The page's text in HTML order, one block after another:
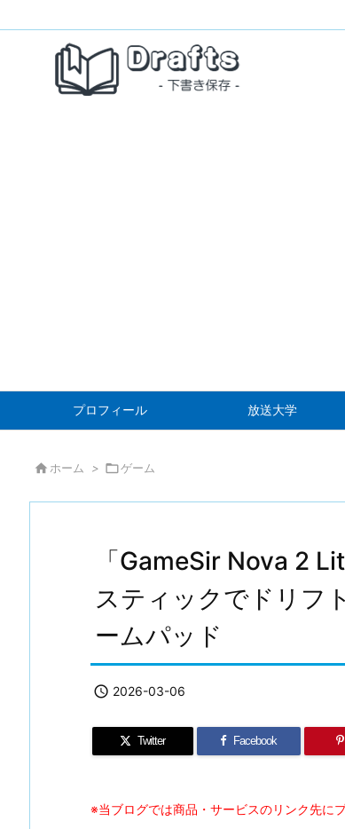
プロフィール 放送大学
 ホーム > ゲーム
「GameSir Nova 2
スティックでドリフ
ームパッド
 2026-03-06
Twitter Facebook
※当ブログでは商品・サービスのリンク先に